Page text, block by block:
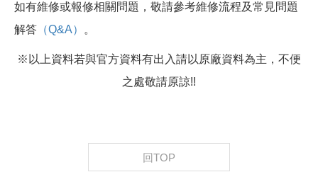
如有維修或報修相關問題，敬請參考維修流程及常見問題
解答 （Q&A） 。
※以上資料若與官方資料有出入請以原廠資料為主，不便
之處敬請原諒!!
回TOP